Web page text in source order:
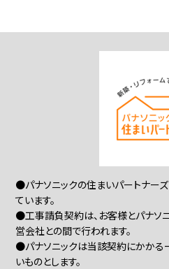
●パナソニックの住まいパートナー
ています。
●工事請負契約は、お客様とパナソ
営会社との間で行われます。
●パナソニックは当該契約にかかる
いものとします。